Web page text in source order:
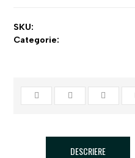
SKU:
Categorie:
DESCRIERE